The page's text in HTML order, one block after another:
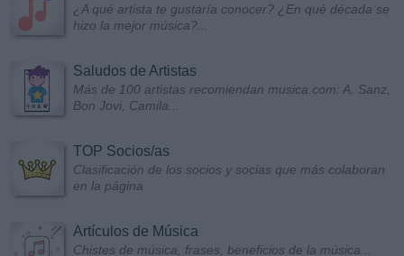
¿A qué artista te gustaría conocer? ¿En qué década se
hizo la mejor música?...
Saludos de Artistas
Más de 100 artistas recomiendan musica.com: A. Sanz,
Bon Jovi, Camila...
TOP Socios/as
Clasificación de los socios y socias que más colaboran
en la página
Artículos de Música
Chistes de música, frases, beneficios de la música...